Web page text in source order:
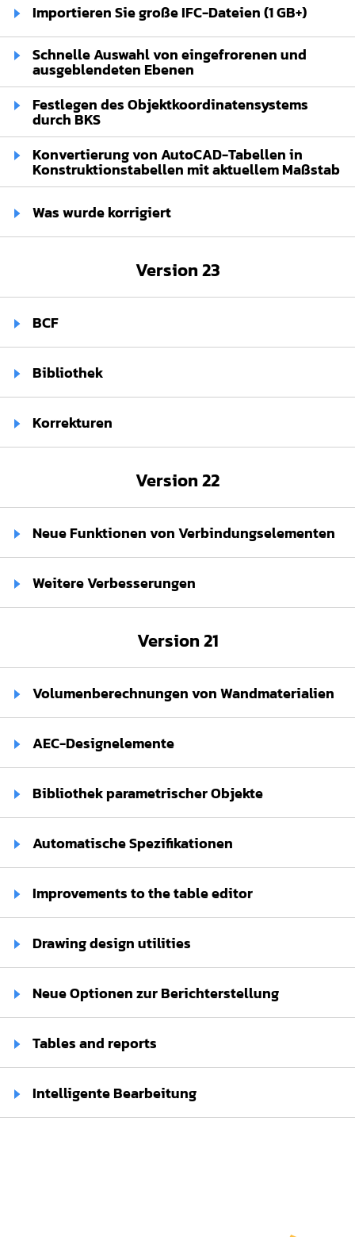
Importieren Sie große IFC-Dateien (1 GB+)
Schnelle Auswahl von eingefrorenen und
ausgeblendeten Ebenen⁢ ⁢
Festlegen des Objektkoordinatensystems
durch BKS⁢
Konvertierung von AutoCAD-Tabellen in
Konstruktionstabellen mit aktuellem Maßstab⁢
Was wurde korrigiert⁢
Version 23
BCF⁢
Bibliothek⁢
Korrekturen⁢
Version 22
Neue Funktionen von Verbindungselementen⁢
Weitere Verbesserungen⁢
Version 21
Volumenberechnungen von Wandmaterialien⁢
AEC-Designelemente⁢
Bibliothek parametrischer Objekte⁢
Automatische Spezifikationen⁢
Improvements to the table editor
Drawing design utilities
Neue Optionen zur Berichterstellung⁢
Tables and reports
Intelligente Bearbeitung